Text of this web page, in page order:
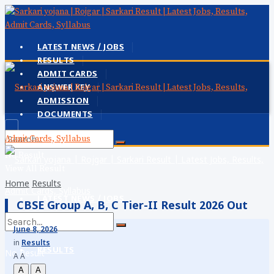
LATEST NEWS / JOBS
RESULTS
ADMIT CARDS
ANSWER KEY
ADMISSION
DOCUMENTS
No Result
LATEST NEWS / JOBS
No Result
Home Results
CBSE Group A, B, C Tier-II Result 2026 Out
June 8, 2026
in Results
AA
A A